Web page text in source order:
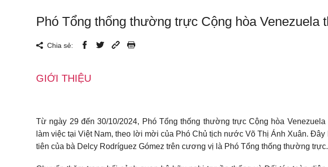
Phó Tổng thống thường trực Cộng hòa Venezuela
Chia sẻ:
GIỚI THIỆU
Từ ngày 29 đến 30/10/2024, Phó Tổng thống thường trực Cộng hòa
làm việc tại Việt Nam, theo lời mời của Phó Chủ tịch nước Võ Thị Ánh Xuân. Đây
tiên của bà Delcy Rodríguez Gómez trên cương vị là Phó Tổng thống thường trực.